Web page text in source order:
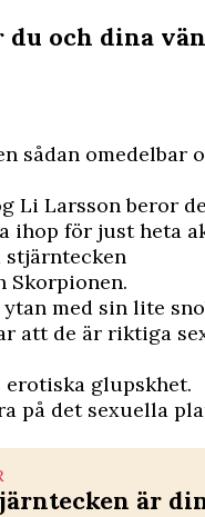
du och dina
sådan omedelbar
Li Larsson beror
ihop för just heta
stjärntecken
Skorpionen.
med sin lite
att de är riktiga
erotiska glupskhet.
på det sexuella
är